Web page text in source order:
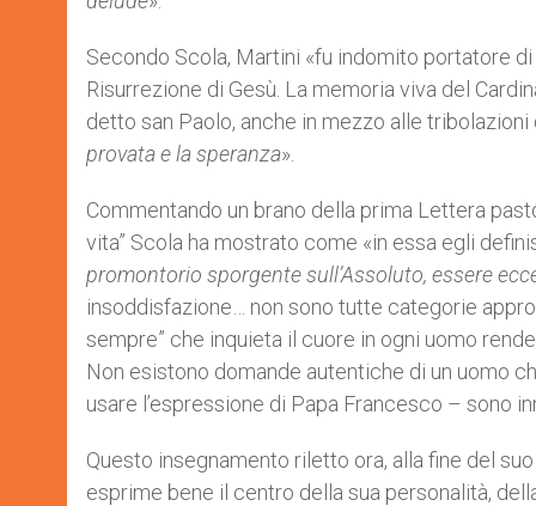
Secondo Scola, Martini «fu indomito portatore
Risurrezione di Gesù. La memoria viva del
detto san Paolo, anche in mezzo alle
provata e la speranza».
Commentando un brano della prima Lettera
vita” Scola ha mostrato come «in essa egli
promontorio sporgente sull’Assoluto, essere
insoddisfazione… non sono tutte categorie
sempre” che inquieta il cuore in ogni uomo
Non esistono domande autentiche di un uomo
usare l’espressione di Papa Francesco – sono
Questo insegnamento riletto ora, alla fine del
esprime bene il centro della sua personalità,